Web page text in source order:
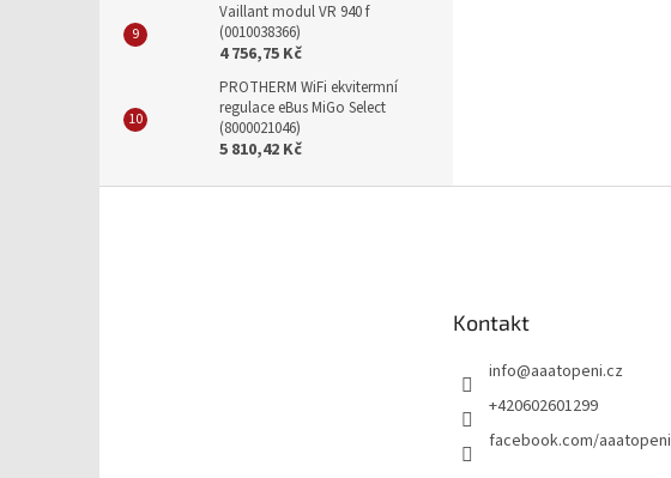
Vaillant modul VR 940 f
(0010038366)
4 756,75 Kč
PROTHERM WiFi ekvitermní
regulace eBus MiGo Select
(8000021046)
5 810,42 Kč
Kontakt
info@aaatopeni.cz
+420602601299
facebook.com/aaatopeni